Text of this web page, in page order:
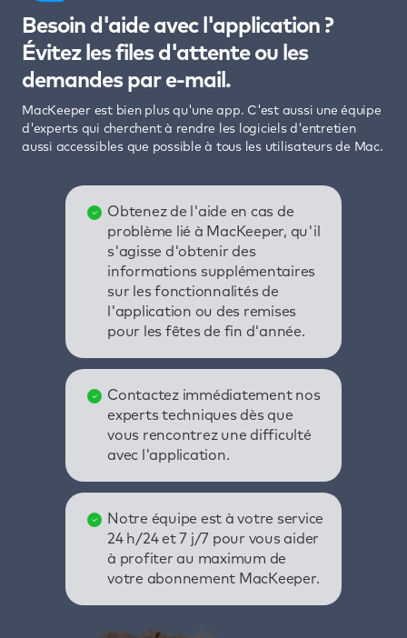
Besoin d'aide avec l'application ?
Évitez les files d'attente ou les
demandes par e-mail.
MacKeeper est bien plus qu'une app. C'est aussi une équipe
d'experts qui cherchent à rendre les logiciels d'entretien
aussi accessibles que possible à tous les utilisateurs de Mac.
Obtenez de l'aide en cas de
problème lié à MacKeeper, qu'il
s'agisse d'obtenir des
informations supplémentaires
sur les fonctionnalités de
l'application ou des remises
pour les fêtes de fin d'année.
Contactez immédiatement nos
experts techniques dès que
vous rencontrez une difficulté
avec l'application.
Notre équipe est à votre service
24 h/24 et 7 j/7 pour vous aider
à profiter au maximum de
votre abonnement MacKeeper.